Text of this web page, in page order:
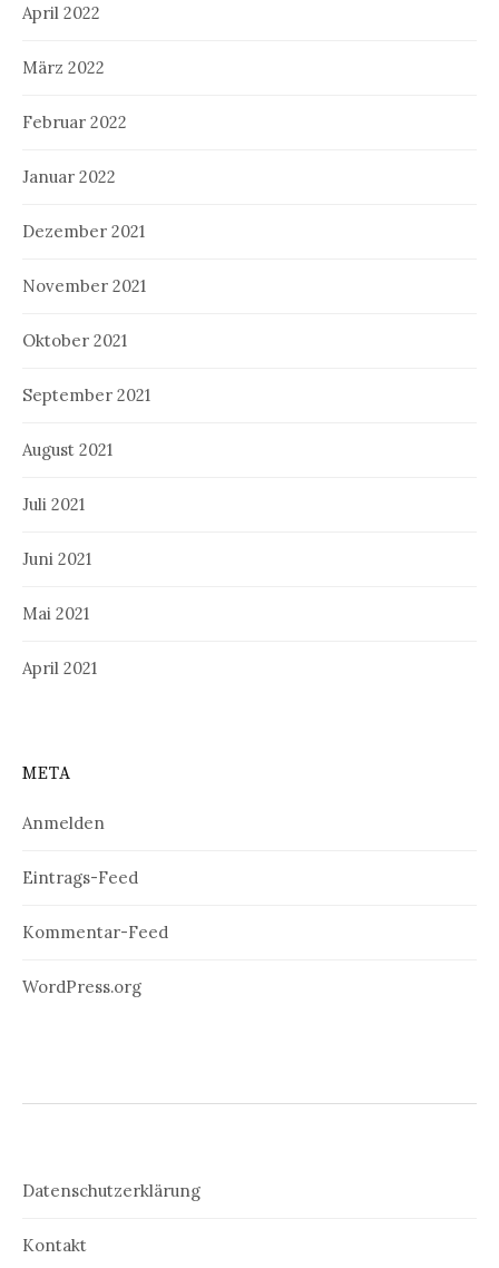
April 2022
März 2022
Februar 2022
Januar 2022
Dezember 2021
November 2021
Oktober 2021
September 2021
August 2021
Juli 2021
Juni 2021
Mai 2021
April 2021
META
Anmelden
Eintrags-Feed
Kommentar-Feed
WordPress.org
Datenschutzerklärung
Kontakt